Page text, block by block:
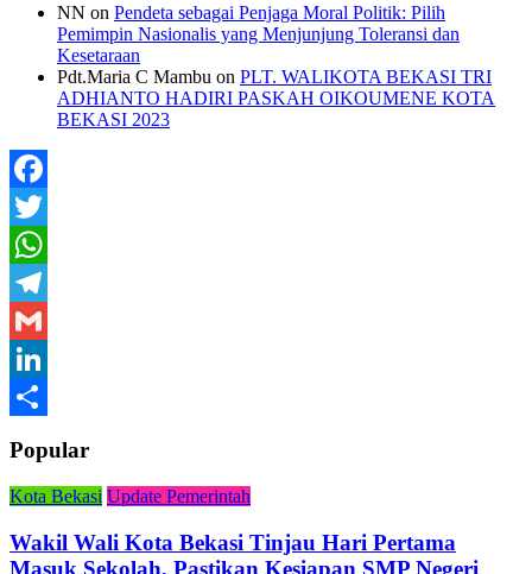
NN on Pendeta sebagai Penjaga Moral Politik: Pilih
Pemimpin Nasionalis yang Menjunjung Toleransi dan
Kesetaraan
Pdt.Maria C Mambu on PLT. WALIKOTA BEKASI TRI
ADHIANTO HADIRI PASKAH OIKOUMENE KOTA
BEKASI 2023
Facebook
Twitter
WhatsApp
Telegram
Gmail
LinkedIn
Popular
Kota Bekasi Update Pemerintah
Wakil Wali Kota Bekasi Tinjau Hari Pertama
Masuk Sekolah, Pastikan Kesiapan SMP Negeri